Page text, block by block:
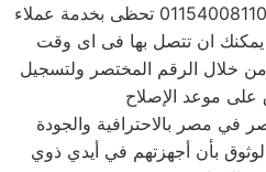
بمجرد اتصالك بالخط الساخن 01154008110 تحظى بخدمة عملاء
يمكنك ان تتصل بها فى اى وقت
من خلال الرقم المختصر ولتسجيل
على موعد الإصلاح
في مصر بالاحترافية والجودة
بأن أجهزتهم في أيدي ذوي